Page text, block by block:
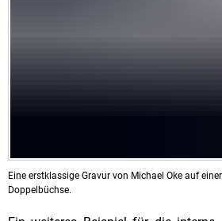
Eine erstklassige Gravur von Michael Oke auf
Doppelbüchse.